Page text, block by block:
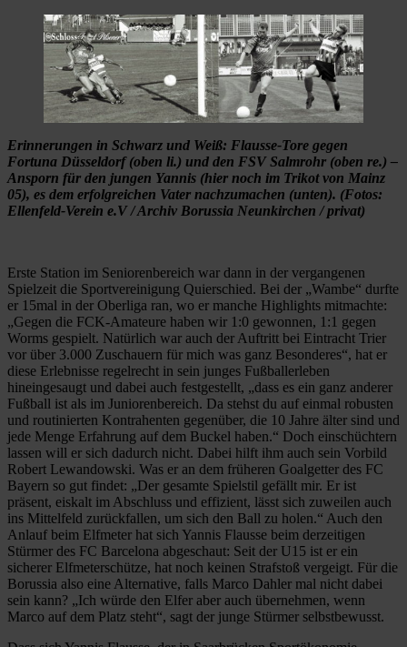
Erinnerungen in Schwarz und Weiß: Flausse-Tore gegen
Fortuna Düsseldorf (oben li.) und den FSV Salmrohr (oben re.) –
Ansporn für den jungen Yannis (hier noch im Trikot von Mainz
05), es dem erfolgreichen Vater nachzumachen (unten). (Fotos:
Ellenfeld-Verein e.V / Archiv Borussia Neunkirchen / privat)
Erste Station im Seniorenbereich war dann in der vergangenen
Spielzeit die Sportvereinigung Quierschied. Bei der „Wambe“ durfte
er 15mal in der Oberliga ran, wo er manche Highlights mitmachte:
„Gegen die FCK-Amateure haben wir 1:0 gewonnen, 1:1 gegen
Worms gespielt. Natürlich war auch der Auftritt bei Eintracht Trier
vor über 3.000 Zuschauern für mich was ganz Besonderes“, hat er
diese Erlebnisse regelrecht in sein junges Fußballerleben
hineingesaugt und dabei auch festgestellt, „dass es ein ganz anderer
Fußball ist als im Juniorenbereich. Da stehst du auf einmal robusten
und routinierten Kontrahenten gegenüber, die 10 Jahre älter sind und
jede Menge Erfahrung auf dem Buckel haben.“ Doch einschüchtern
lassen will er sich dadurch nicht. Dabei hilft ihm auch sein Vorbild
Robert Lewandowski. Was er an dem früheren Goalgetter des FC
Bayern so gut findet: „Der gesamte Spielstil gefällt mir. Er ist
präsent, eiskalt im Abschluss und effizient, lässt sich zuweilen auch
ins Mittelfeld zurückfallen, um sich den Ball zu holen.“ Auch den
Anlauf beim Elfmeter hat sich Yannis Flausse beim derzeitigen
Stürmer des FC Barcelona abgeschaut: Seit der U15 ist er ein
sicherer Elfmeterschütze, hat noch keinen Strafstoß vergeigt. Für die
Borussia also eine Alternative, falls Marco Dahler mal nicht dabei
sein kann? „Ich würde den Elfer aber auch übernehmen, wenn
Marco auf dem Platz steht“, sagt der junge Stürmer selbstbewusst.